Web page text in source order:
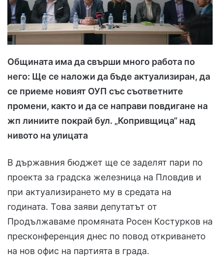
l
Общината има да свърши много работа по
него: Ще се наложи да бъде актуализиран, да
се приеме новият ОУП със съответните
промени, както и да се направи повдигане на
жп линиите покрай бул. „Копривщица“ над
нивото на улицата
В държавния бюджет ще се заделят пари по
проекта за градска железница на Пловдив и
при актуализирането му в средата на
годината. Това заяви депутатът от
Продължаваме промяната Росен Костурков на
пресконференция днес по повод откриването
на нов офис на партията в града.